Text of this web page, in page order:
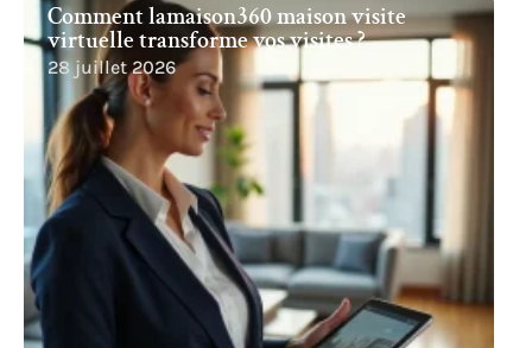
Comment lamaison360 maison visite
virtuelle transforme vos visites ?
28 juillet 2026